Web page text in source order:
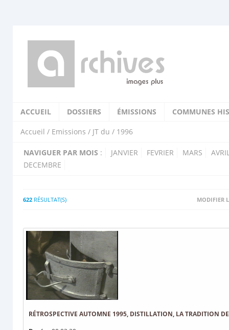
ACCUEIL DOSSIERS ÉMISSIONS COMMUNES
Accueil / Emissions / JT du / 1996
NAVIGUER PAR MOIS : JANVIER FEVRIER MARS
DECEMBRE
622 RÉSULTAT(S) MODIFIER
RÉTROSPECTIVE AUTOMNE 1995, DISTILLATION, LA TRADITION